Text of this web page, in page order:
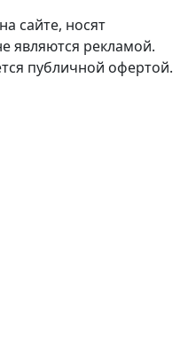
сайте, носят
являются рекламой.
публичной офертой.